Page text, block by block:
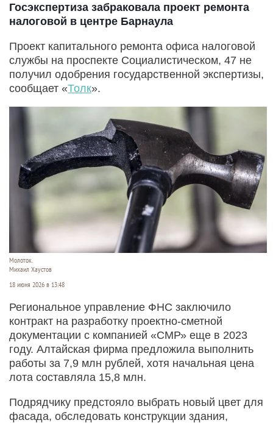
Госэкспертиза забраковала проект ремонта
налоговой в центре Барнаула
Проект капитального ремонта офиса налоговой
службы на проспекте Социалистическом, 47 не
получил одобрения государственной экспертизы,
сообщает «Толк».
Молоток.
Михаил Хаустов
18 июня 2026 в 13:48
Региональное управление ФНС заключило
контракт на разработку проектно-сметной
документации с компанией «СМР» еще в 2023
году. Алтайская фирма предложила выполнить
работы за 7,9 млн рублей, хотя начальная цена
лота составляла 15,8 млн.
Подрядчику предстояло выбрать новый цвет для
фасада, обследовать конструкции здания,